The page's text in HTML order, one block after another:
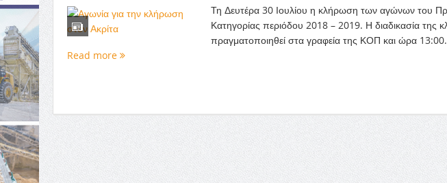
Τη Δευτέρα 30 Ιουλίου η κλήρωση των αγώνων του
Κατηγορίας περιόδου 2018 – 2019. Η διαδικασία της
πραγματοποιηθεί στα γραφεία της ΚΟΠ και ώρα
Read more